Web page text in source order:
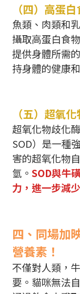
（四）高蛋
魚類、肉類和
攝取高蛋白食
提供身體所需
持身體的健康
（五）超氧
超氧化物歧化
SOD）是一種
害的超氧化物
氫。 SOD與牛
力，進一步減
四、同場加
營養素！
不僅對人類，
要。貓咪無法